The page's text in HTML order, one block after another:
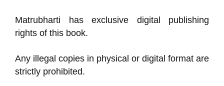
Matrubharti has exclusive digital publishing
rights of this book.
Any illegal copies in physical or digital format are
strictly prohibited.